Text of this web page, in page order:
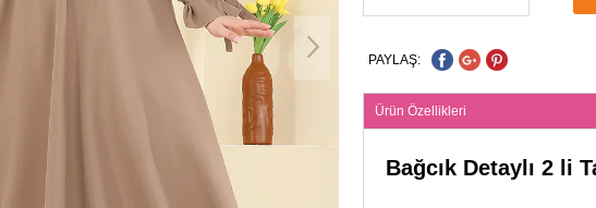
PAYLAŞ:
Ürün Özellikleri
Bağcık Detaylı 2 li